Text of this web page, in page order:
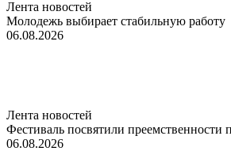
Лента новостей
Молодежь выбирает стабильную работу
06.08.2026
Лента новостей
Фестиваль посвятили преемственности
06.08.2026